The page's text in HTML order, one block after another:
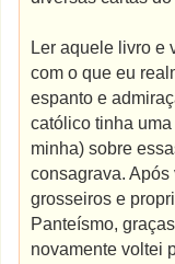
Ler aquele livro e
com o que eu
espanto e
católico tinha
minha) sobre
consagrava.
grosseiros e
Panteísmo,
novamente voltei